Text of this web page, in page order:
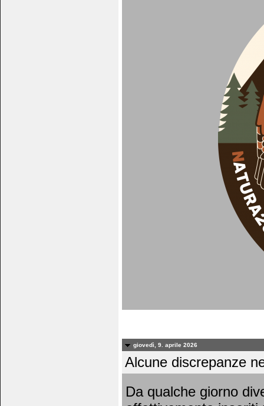
giovedì, 9. aprile 2026
Alcune discrepanze
Da qualche giorno